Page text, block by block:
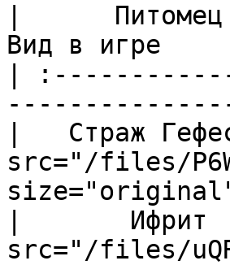
|
Вид в
|
|   Страж
src="/files/
|
src="/files/